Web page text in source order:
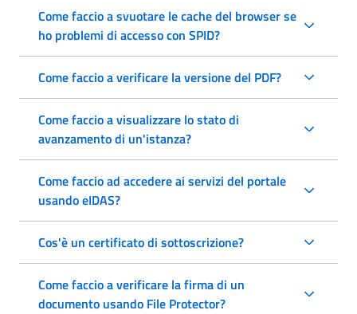
Come faccio a svuotare le cache del browser se
ho problemi di accesso con SPID?
Come faccio a verificare la versione del PDF?
Come faccio a visualizzare lo stato di
avanzamento di un'istanza?
Come faccio ad accedere ai servizi del portale
usando eIDAS?
Cos'è un certificato di sottoscrizione?
Come faccio a verificare la firma di un
documento usando File Protector?